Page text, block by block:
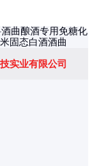
实业有限公司